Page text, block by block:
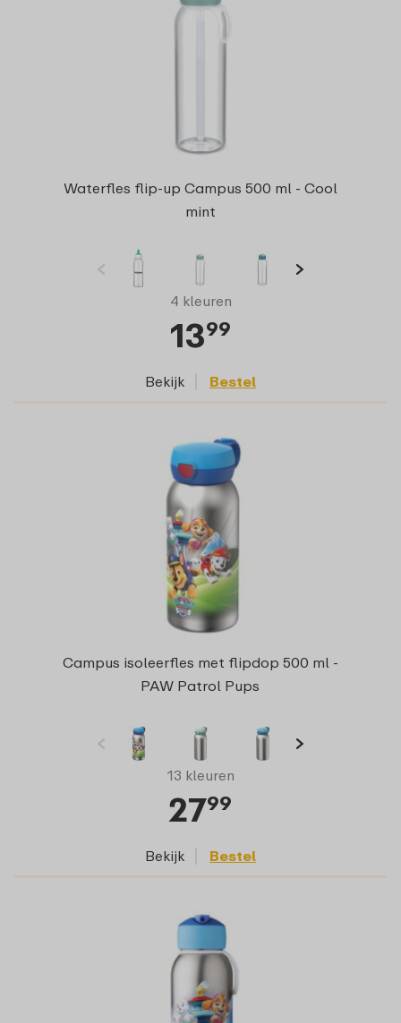
Waterfles flip-up Campus 500 ml - Cool
mint
4 kleuren
1399
Bekijk Bestel
Campus isoleerfles met flipdop 500 ml -
PAW Patrol Pups
13 kleuren
2799
Bekijk Bestel